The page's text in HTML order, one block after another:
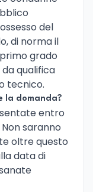
del
di norma il
grado
qualifica
tecnico.
la domanda?
entro
Non saranno
oltre questo
data di